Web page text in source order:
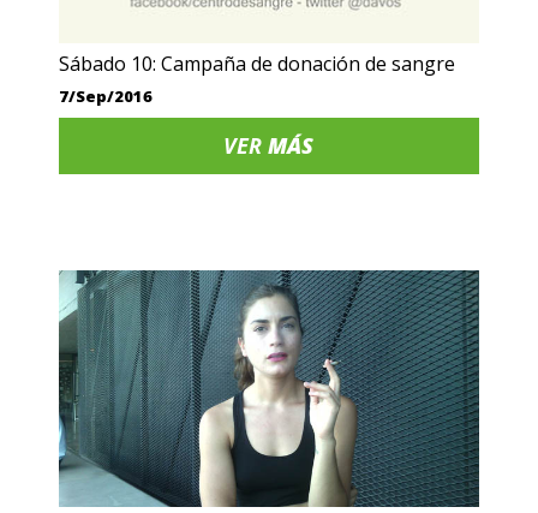
Sábado 10: Campaña de donación de sangre
7/Sep/2016
VERMÁS